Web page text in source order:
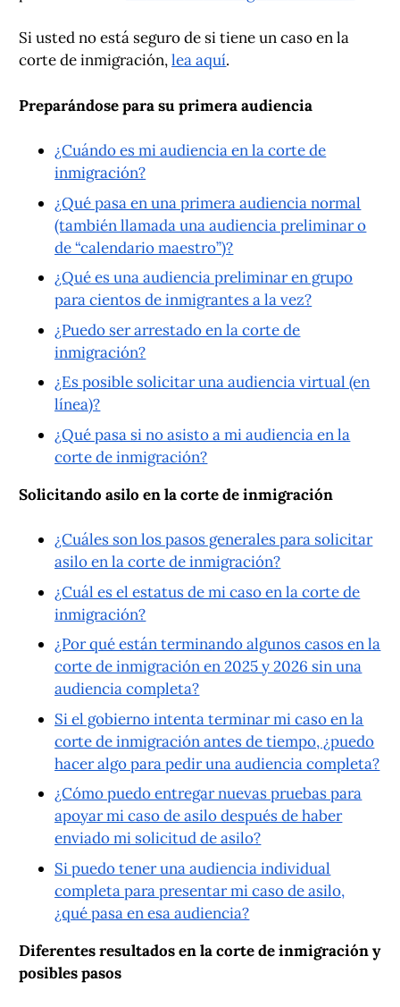
Si usted no está seguro de si tiene un caso en la
corte de inmigración,lea aquí.
Preparándose para su primera audiencia
¿Cuándo es mi audiencia en la corte de
inmigración?
¿Qué pasa en una primera audiencia normal
(también llamada una audiencia preliminar o
de “calendario maestro”)?
¿Qué es una audiencia preliminar en grupo
para cientos de inmigrantes a la vez?
¿Puedo ser arrestado en la corte de
inmigración?
¿Es posible solicitar una audiencia virtual (en
línea)?
¿Qué pasa si no asisto a mi audiencia en la
corte de inmigración?
Solicitando asilo en la corte de inmigración
¿Cuáles son los pasos generales para solicitar
asilo en la corte de inmigración?
¿Cuál es el estatus de mi caso en la corte de
inmigración?
¿Por qué están terminando algunos casos en la
corte de inmigración en 2025 y 2026 sin una
audiencia completa?
Si el gobierno intenta terminar mi caso en la
corte de inmigración antes de tiempo, ¿puedo
hacer algo para pedir una audiencia completa?
¿Cómo puedo entregar nuevas pruebas para
apoyar mi caso de asilo después de haber
enviado mi solicitud de asilo?
Si puedo tener una audiencia individual
completa para presentar mi caso de asilo,
¿qué pasa en esa audiencia?
Diferentes resultados en la corte de inmigración y
posibles pasos